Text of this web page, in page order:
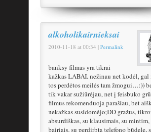
alkoholikairnieksai
2010-11-18 at 00:34 | Permalink
banksy filmas yra tikrai
kažkas LABAI. nežinau net kodėl,
tos perdėtos meilės tam žmogui…:))
tik vakar sužiūrėjau, net į feisbuko
filmus rekomenduoja parašiau, bet
nekažkas susidomėjo;DD gražus,
absurdiškas, su klausimais, su mintim,
bairiais, su perdirbta telefono būdele,